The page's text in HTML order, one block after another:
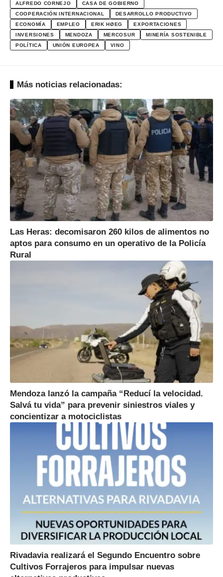
ALFREDO CORNEJO
CASA DE GOBIERNO
COOPERACIÓN INTERNACIONAL
DESARROLLO PRODUCTIVO
ECONOMÍA
EMPLEO ERIK HØEG
EXPORTACIONES
INVERSIONES
MENDOZA MERCOSUR
MINERÍA SOSTENIBLE
POLÍTICA
UNIÓN EUROPEA VINO
Más noticias relacionadas:
Las Heras: decomisaron 260 kilos de alimentos no
aptos para consumo en un operativo de la Policía
Rural
Mendoza lanzó la campaña “Reducí la velocidad.
Salvá tu vida” para prevenir siniestros viales y
concientizar a motociclistas
Rivadavia realizará el Segundo Encuentro sobre
Cultivos Forrajeros para impulsar nuevas